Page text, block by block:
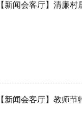
【新闻会客厅】清廉
【新闻会客厅】教师